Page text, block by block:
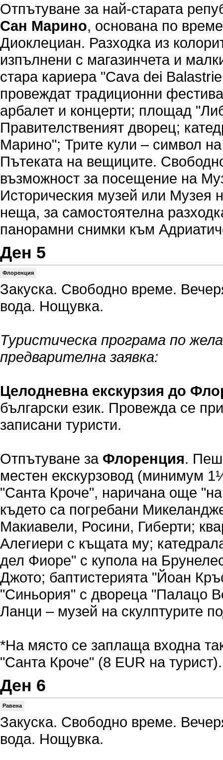
Отпътуване за най-старата
Сан Марино, основана по
Диоклециан. Разходка из
изпълнени с магазинчета и
стара кариера "Cava dei
провеждат традиционни
арбалет и концерти; площад
Правителственият дворец;
Марино"; Трите кули – символ
Пътеката на вещиците.
възможност за посещение на
Историческия музей или Музея
неща, за самостоятелна
панорамни снимки към
Ден 5
Флоренция
Закуска. Свободно време.
вода. Нощувка.
Туристическа програма по
предварителна заявка:
Целодневна екскурзия до
български език. Провежда се
записани туристи.
Отпътуване за Флоренция.
местен екскурзовод (минимум
"Санта Кроче", наричана още
където са погребани
Макиавели, Росини, Гиберти;
Алегиери с къщата му;
дел Фиоре" с купола на
Джото; баптистерията "Йоан
"Синьория" с двореца "Палацо
Ланци – музей на скулптурите
*На място се заплаща входна
"Санта Кроче" (8 EUR на турист).
Ден 6
Равена
Закуска. Свободно време.
вода. Нощувка.